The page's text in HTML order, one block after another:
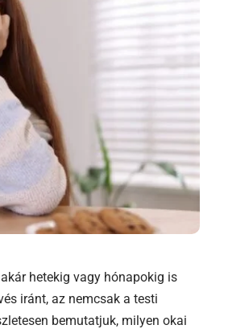
hetekig vagy hónapokig is
iránt, az nemcsak a testi
bemutatjuk, milyen okai